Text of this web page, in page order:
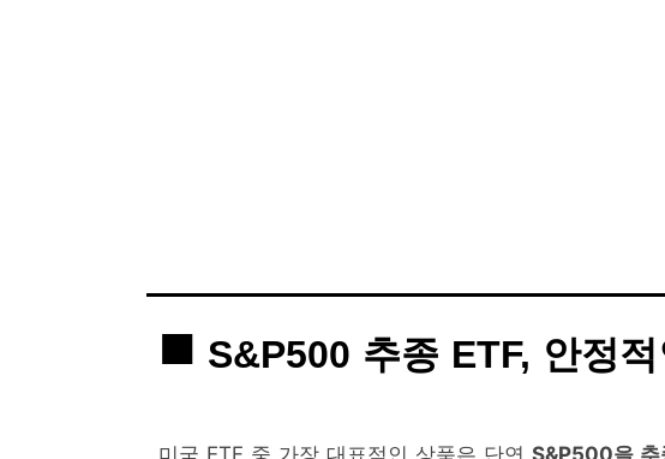
S&P500 추종 ETF, 안정